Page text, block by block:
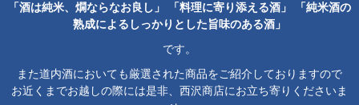
「酒は純米、燗ならなお良し」 「料理に寄り添える酒」 「純米酒の
熟成によるしっかりとした旨味のある酒」
です。
また道内酒においても厳選された商品をご紹介しておりますので
お近くまでお越しの際には是非、西沢商店にお立ち寄りくださいま